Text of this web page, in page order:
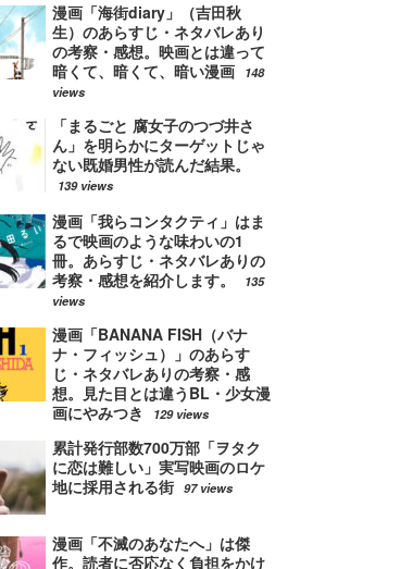
漫画「海街diary」（吉田秋
生）のあらすじ・ネタバレあり
の考察・感想。映画とは違って
暗くて、暗くて、暗い漫画
148
views
「まるごと 腐女子のつづ井さ
ん」を明らかにターゲットじゃ
ない既婚男性が読んだ結果。
139 views
漫画「我らコンタクティ」はま
るで映画のような味わいの1
冊。あらすじ・ネタバレありの
考察・感想を紹介します。
135
views
漫画「BANANA FISH（バナ
ナ・フィッシュ）」のあらす
じ・ネタバレありの考察・感
想。見た目とは違うBL・少女漫
画にやみつき
129 views
累計発行部数700万部「ヲタク
に恋は難しい」実写映画のロケ
地に採用される街 97 views
漫画「不滅のあなたへ」は傑
作。読者に否応なく負担をかけ